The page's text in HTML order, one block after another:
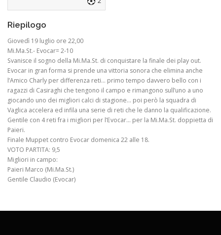
Riepilogo
Giovedì 19 luglio ore 22,00
Mi.Ma.St.- Evocar= 2-10
Svanisce il sogno della Mi.Ma.St. di conquistare la finale dei play out.
Evocar in gran forma si prende una vittoria sonora che elimina anche
l’Amico Charly per differenza reti… primo tempo davvero bello con i
ragazzi di Casiraghi che tengono il campo e rimangono sull’uno a uno
giocando uno dei migliori calci di stagione… poi però la squadra di
Vaglica accelera ed infila una serie di reti che le danno la qualificazione.
Gentile con 4 reti fra i migliori per l’Evocar… per la Mi.Ma.St. doppietta di
Paieri.
Finale Muppet contro Evocar domenica 22 alle 18.
VOTO PARTITA: 9,5
Migliori in campo:
Paieri Marco (Mi.Ma.St.)
Gentile Claudio (Evocar)